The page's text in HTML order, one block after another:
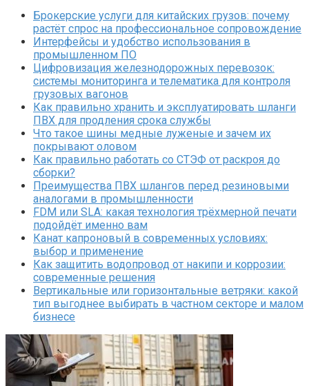
Брокерские услуги для китайских грузов: почему
растёт спрос на профессиональное сопровождение
Интерфейсы и удобство использования в
промышленном ПО
Цифровизация железнодорожных перевозок:
системы мониторинга и телематика для контроля
грузовых вагонов
Как правильно хранить и эксплуатировать шланги
ПВХ для продления срока службы
Что такое шины медные луженые и зачем их
покрывают оловом
Как правильно работать со СТЭФ от раскроя до
сборки?
Преимущества ПВХ шлангов перед резиновыми
аналогами в промышленности
FDM или SLA: какая технология трёхмерной печати
подойдёт именно вам
Канат капроновый в современных условиях:
выбор и применение
Как защитить водопровод от накипи и коррозии:
современные решения
Вертикальные или горизонтальные ветряки: какой
тип выгоднее выбирать в частном секторе и малом
бизнесе